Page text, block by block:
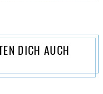
DICH AUCH